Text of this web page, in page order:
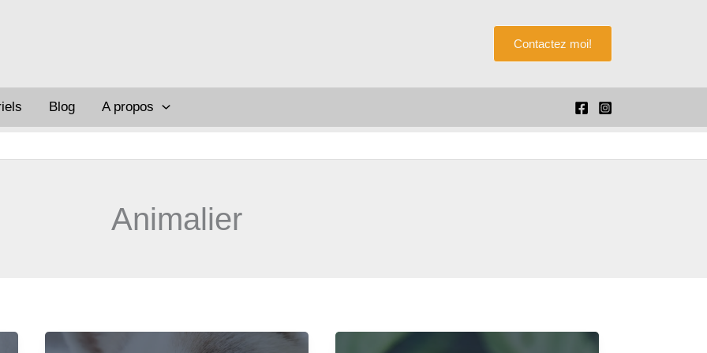
Rechercher
Contactez moi!
Blog A propos
Animalier